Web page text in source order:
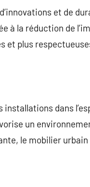
et de
à la réduction de
plus
dans
un
le mobilier